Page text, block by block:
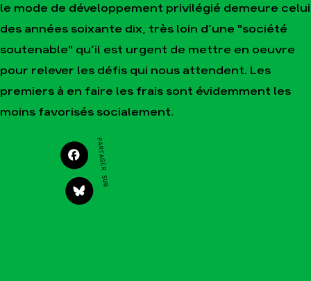
Soutenir les campagnes
Transmettre tout ou
partie de son patrimoine
Télécharger
gratuitement les guides
Agriculture
Finance
Multinationales
Forêts
Actualités
Espace presse
Publications
le mode de développement privilégié demeure celui
des années soixante dix, très loin d’une "société
soutenable" qu’il est urgent de mettre en oeuvre
pour relever les défis qui nous attendent. Les
premiers à en faire les frais sont évidemment les
moins favorisés socialement.
PARTAGER SUR